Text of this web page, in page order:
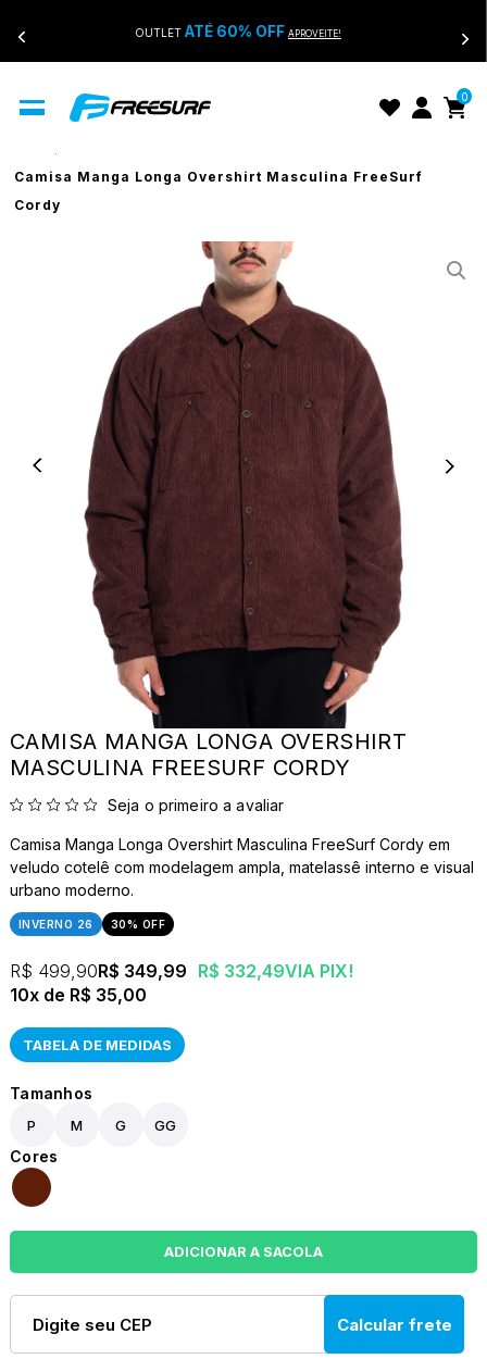
OUTLETATÉ 60% OFF APROVEITE!
0
Camisa Manga Longa Overshirt Masculina FreeSurf
Cordy
CAMISA MANGA LONGA OVERSHIRT
MASCULINA FREESURF CORDY
Seja o primeiro a avaliar
Camisa Manga Longa Overshirt Masculina FreeSurf Cordy em
veludo cotelê com modelagem ampla, matelassê interno e visual
urbano moderno.
30% OFF
INVERNO 26
R$ 332,49VIA PIX!
R$ 499,90R$ 349,99
10x
R$ 35,00
TABELA DE MEDIDAS
P M G GG
Calcular frete